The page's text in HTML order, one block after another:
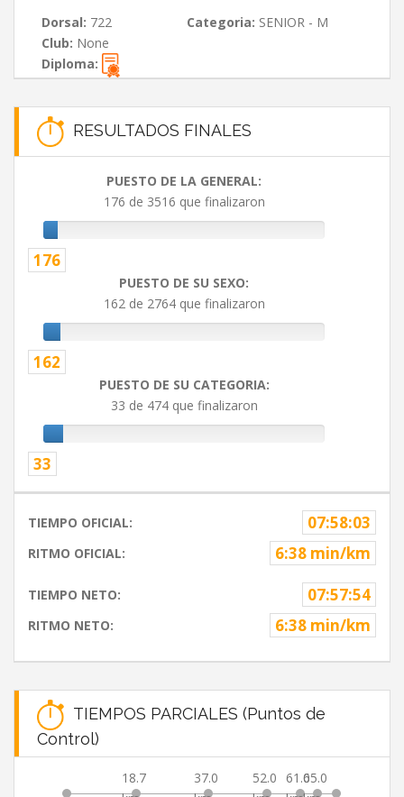
Dorsal: 722 Categoria: SENIOR - M
Club: None
Diploma:
RESULTADOS FINALES
PUESTO DE LA GENERAL:
176 de 3516 que finalizaron
176
PUESTO DE SU SEXO:
162 de 2764 que finalizaron
162
PUESTO DE SU CATEGORIA:
33 de 474 que finalizaron
33
TIEMPO OFICIAL: 07:58:03
RITMO OFICIAL: 6:38 min/km
TIEMPO NETO: 07:57:54
RITMO NETO: 6:38 min/km
TIEMPOS PARCIALES (Puntos de
Control)
18.7
37.0
52.0
61.065.0